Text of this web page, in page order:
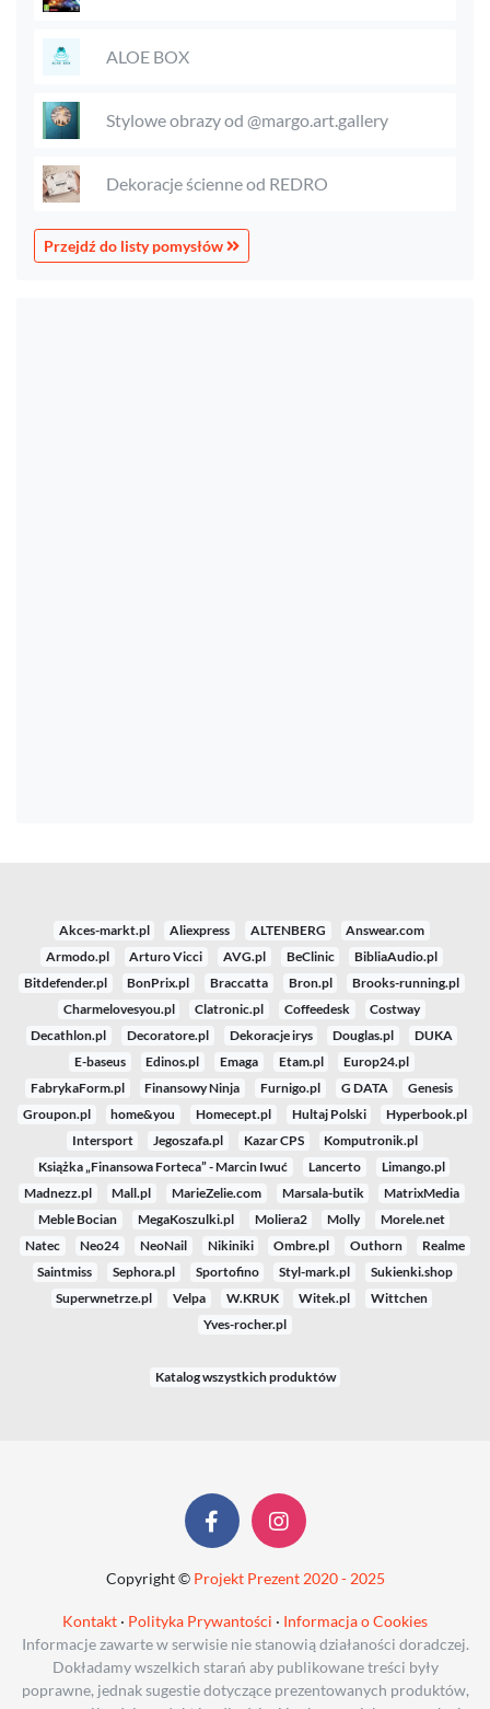
ALOE BOX
Stylowe obrazy od @margo.art.gallery
Dekoracje ścienne od REDRO
Przejdź do listy pomysłów
Akces-markt.pl Aliexpress ALTENBERG
Answear.com
Armodo.pl
Arturo Vicci AVG.pl BeClinic
BibliaAudio.pl
Bitdefender.pl
BonPrix.pl Braccatta Bron.pl
Brooks-running.pl
Charmelovesyou.pl
Clatronic.pl Coffeedesk
Costway
Decathlon.pl
Decoratore.pl Dekoracje irys Douglas.pl
DUKA
E-baseus
Edinos.pl Emaga Etam.pl
Europ24.pl
FabrykaForm.pl
Finansowy Ninja Furnigo.pl G DATA
Genesis
Groupon.pl
home&you Homecept.pl Hultaj Polski
Hyperbook.pl
Intersport
Jegoszafa.pl Kazar CPS
Komputronik.pl
Książka „Finansowa Forteca” - Marcin Iwuć
Lancerto
Limango.pl
Madnezz.pl
Mall.pl MarieZelie.com Marsala-butik
MatrixMedia
Meble Bocian
MegaKoszulki.pl Moliera2 Molly
Morele.net
Natec
Neo24 NeoNail Nikiniki Ombre.pl Outhorn
Realme
Saintmiss
Sephora.pl Sportofino Styl-mark.pl
Sukienki.shop
Superwnetrze.pl
Velpa W.KRUK Witek.pl
Wittchen
Yves-rocher.pl
Katalog wszystkich produktów
Copyright © Projekt Prezent 2020 - 2025
Kontakt · Polityka Prywantości · Informacja o Cookies
Informacje zawarte w serwisie nie stanowią działaności doradczej.
Dokładamy wszelkich starań aby publikowane treści były
poprawne, jednak sugestie dotyczące prezentowanych produktów,